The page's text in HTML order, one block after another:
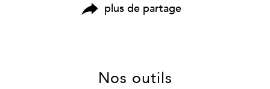
plus de partage
Nos outils